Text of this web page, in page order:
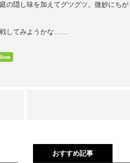
の隠し味を加えてグツグツ。微妙にち
してみようかな……
おすすめ記事